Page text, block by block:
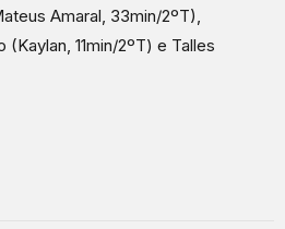
Amaral, 33min/2ºT),
11min/2ºT) e Talles